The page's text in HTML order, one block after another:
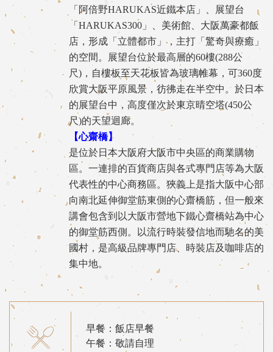
「阿倍野HARUKAS近鐵本店」、展望台
「HARUKAS300」、美術館、大阪萬豪都飯
店，形成「立體都市」，主打「驚奇與療癒」
的空間。展望台位於最高層的60樓(288公
尺)，自樓板至天花板皆為玻璃帷幕，可360度
欣賞大阪平原風景，彷彿走在半空中。於日本
的展望台中，高度僅次於東京晴空塔(450公
尺)的天望迴廊。
【心齋橋】
是位於日本大阪府大阪市中央區的商業購物
區。一連排的百貨商店與各式專門店等為大阪
代表性的中心商務區。狹義上是指大阪中心部
向南北延伸御堂筋東側的心齋橋筋，但一般來
講會包含到以大阪市營地下鐵心齋橋站為中心
的御堂筋西側。以流行時裝發信地而馳名的美
國村，是高級品牌專門店、時裝店及咖啡店的
集中地。
早餐：飯店早餐
午餐：敬請自理